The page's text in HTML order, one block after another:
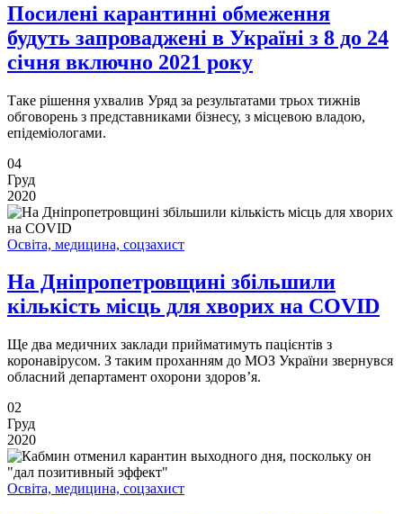
Посилені карантинні обмеження
будуть запроваджені в Україні з 8 до 24
січня включно 2021 року
Таке рішення ухвалив Уряд за результатами трьох тижнів
обговорень з представниками бізнесу, з місцевою владою,
епідеміологами.
04
Груд
2020
Освіта, медицина, соцзахист
На Дніпропетровщині збільшили
кількість місць для хворих на COVID
Ще два медичних заклади прийматимуть пацієнтів з
коронавірусом. З таким проханням до МОЗ України звернувся
обласний департамент охорони здоров’я.
02
Груд
2020
Освіта, медицина, соцзахист